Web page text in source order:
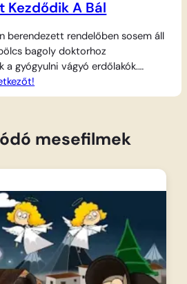
Kezdődik A Bál
berendezett rendelőben sosem áll
bagoly doktorhoz
a gyógyulni vágyó erdőlakók.
és jószívű medve szorgalmasan
a váróterem megtelik
kezelnie kell,…
mesefilmek